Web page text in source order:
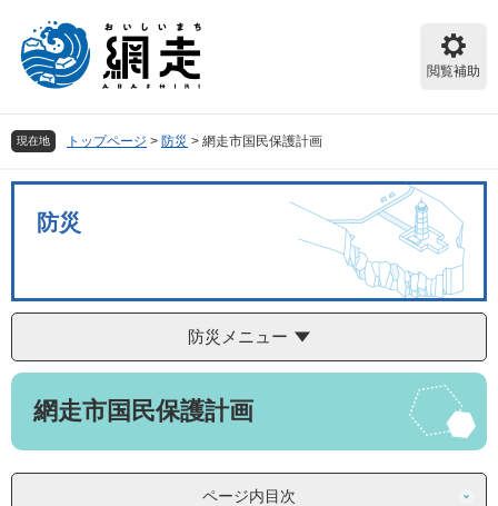
頭
で
飛
ば
閲覧補助
現在地 トップページ > 防災 > 網走市国民保護計画
防災
防災メニュー
本
網走市国民保護計画
ページ内目次